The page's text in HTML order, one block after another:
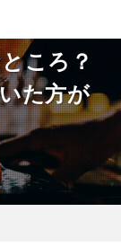
ころ？
た方が